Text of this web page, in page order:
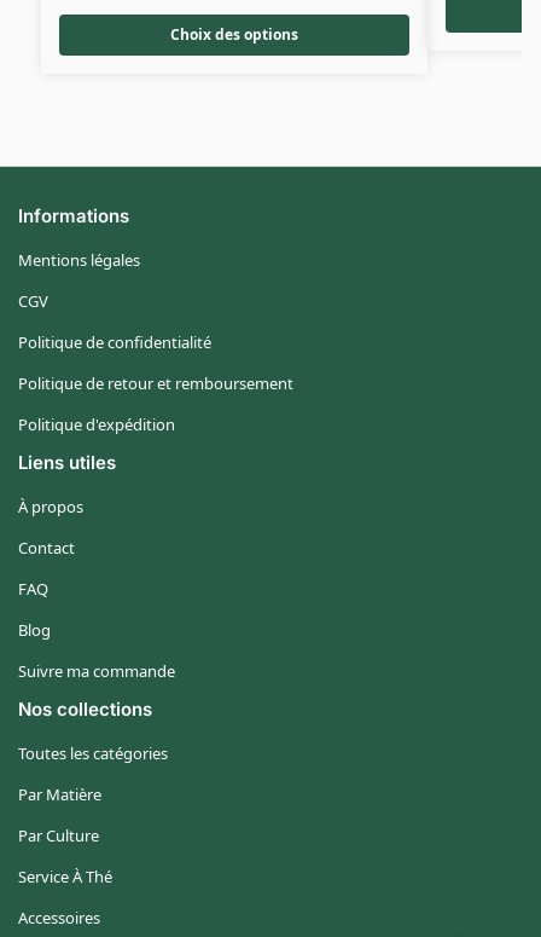
Choix des options
Informations
Mentions légales
CGV
Politique de confidentialité
Politique de retour et remboursement
Politique d'expédition
Liens utiles
À propos
Contact
FAQ
Blog
Suivre ma commande
Nos collections
Toutes les catégories
Par Matière
Par Culture
Service À Thé
Accessoires